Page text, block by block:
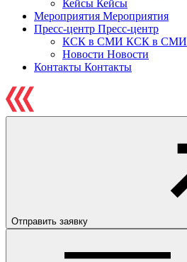
Кейсы Кейсы
Мероприятия Мероприятия
Пресс-центр Пресс-центр
КСК в СМИ КСК в СМИ
Новости Новости
Контакты Контакты
Отправить заявку